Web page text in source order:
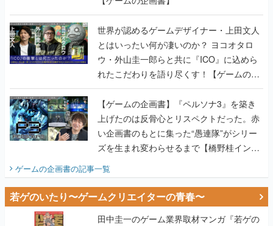
世界が認めるゲームデザイナー・上田文人
とはいったい何が凄いのか？ ヨコオタロ
ウ・外山圭一郎らと共に『ICO』に込めら
れたこだわりを語り尽くす！【ゲームの企
画書】
【ゲームの企画書】『ペルソナ3』を築き
上げたのは反骨心とリスペクトだった。赤
い企画書のもとに集った“愚連隊”がシリー
ズを生まれ変わらせるまで【橋野桂インタ
ビュー】
ゲームの企画書の記事一覧
若ゲのいたり〜ゲームクリエイターの青春〜
田中圭一のゲーム業界取材マンガ『若ゲの